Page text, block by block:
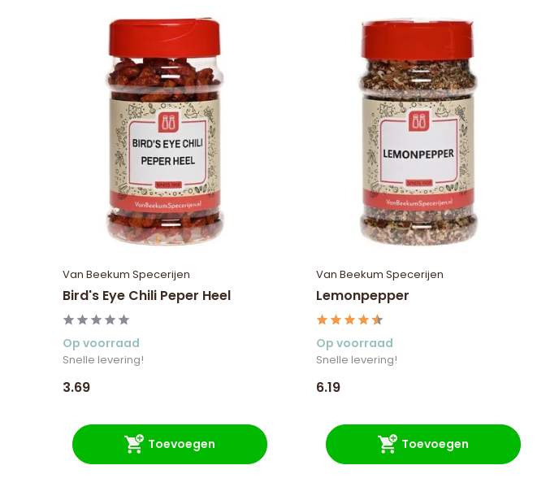
Van Beekum Specerijen
Bird's Eye Chili Peper Heel
Op voorraad
Snelle levering!
3.69
Toevoegen
Van Beekum Specerijen
Lemonpepper
Op voorraad
Snelle levering!
6.19
Toevoegen